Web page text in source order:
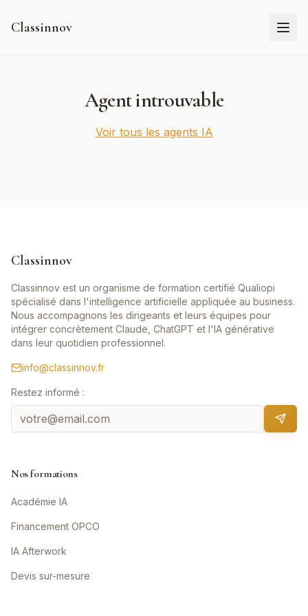
Classinnov
Agent introuvable
Voir tous les agents IA
Classinnov
Classinnov est un organisme de formation certifié Qualiopi
spécialisé dans l'intelligence artificielle appliquée au business.
Nous accompagnons les dirigeants et leurs équipes pour
intégrer concrètement Claude, ChatGPT et l'IA générative
dans leur quotidien professionnel.
info@classinnov.fr
Restez informé :
Nos formations
Académie IA
Financement OPCO
IA Afterwork
Devis sur-mesure